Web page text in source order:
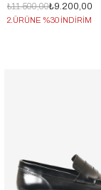
₺9.200,00
₺11.500,00
2.ÜRÜNE %30 İNDİRİM